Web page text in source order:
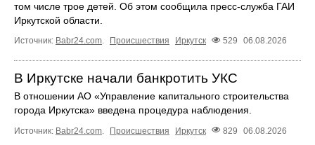
том числе трое детей. Об этом сообщила пресс‑служба ГАИ
Иркутской области.
Источник: Babr24.com. Происшествия Иркутск 529 06.08.2026
В Иркутске начали банкротить УКС
В отношении АО «Управление капитального строительства
города Иркутска» введена процедура наблюдения.
Источник: Babr24.com Происшествия Иркутск 829 06.08.2026